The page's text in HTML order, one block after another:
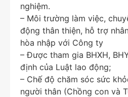
nghiệm.
– Môi trường làm việc,
động thân thiện, hỗ trợ
hòa nhập với Công ty
– Được tham gia BHXH,
định của Luật lao động;
– Chế độ chăm sóc sức
người thân (Chồng con và